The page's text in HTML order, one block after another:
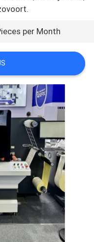
per Month